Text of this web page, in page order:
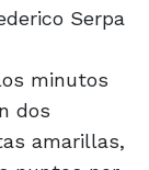
Serpa
minutos
dos
amarillas,